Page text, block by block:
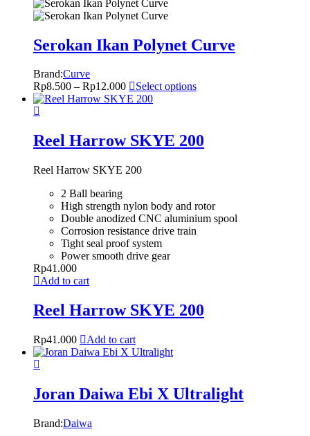
Serokan Ikan Polynet Curve
Brand:Curve
Rp8.500 – Rp12.000 Select options
Reel Harrow SKYE 200
Reel Harrow SKYE 200
2 Ball bearing
High strength nylon body and rotor
Double anodized CNC aluminium spool
Corrosion resistance drive train
Tight seal proof system
Power smooth drive gear
Rp41.000
Add to cart
Reel Harrow SKYE 200
Rp41.000 Add to cart
Joran Daiwa Ebi X Ultralight
Brand:Daiwa